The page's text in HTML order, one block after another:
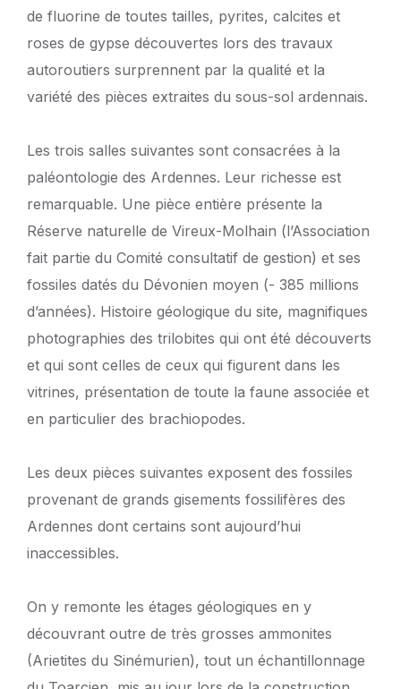
de fluorine de toutes tailles, pyrites, calcites et
roses de gypse découvertes lors des travaux
autoroutiers surprennent par la qualité et la
variété des pièces extraites du sous-sol ardennais.
Les trois salles suivantes sont consacrées à la
paléontologie des Ardennes. Leur richesse est
remarquable. Une pièce entière présente la
Réserve naturelle de Vireux-Molhain (l’Association
fait partie du Comité consultatif de gestion) et ses
fossiles datés du Dévonien moyen (- 385 millions
d’années). Histoire géologique du site, magnifiques
photographies des trilobites qui ont été découverts
et qui sont celles de ceux qui figurent dans les
vitrines, présentation de toute la faune associée et
en particulier des brachiopodes.
Les deux pièces suivantes exposent des fossiles
provenant de grands gisements fossilifères des
Ardennes dont certains sont aujourd’hui
inaccessibles.
On y remonte les étages géologiques en y
découvrant outre de très grosses ammonites
(Arietites du Sinémurien), tout un échantillonnage